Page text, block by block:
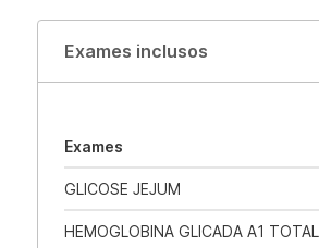
Exames inclusos
Exames
GLICOSE JEJUM
HEMOGLOBINA GLICADA A1 TOTAL